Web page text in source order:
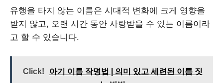
유행을 타지 않는 이름은 시대적 변화에 크게 영향을
받지 않고, 오랜 시간 동안 사랑받을 수 있는 이름이라
고 할 수 있습니다.
Click!
아기 이름 작명법 | 의미 있고 세련된 이름 짓